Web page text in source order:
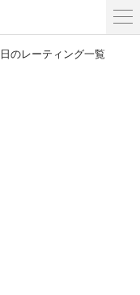
のレーティング一覧